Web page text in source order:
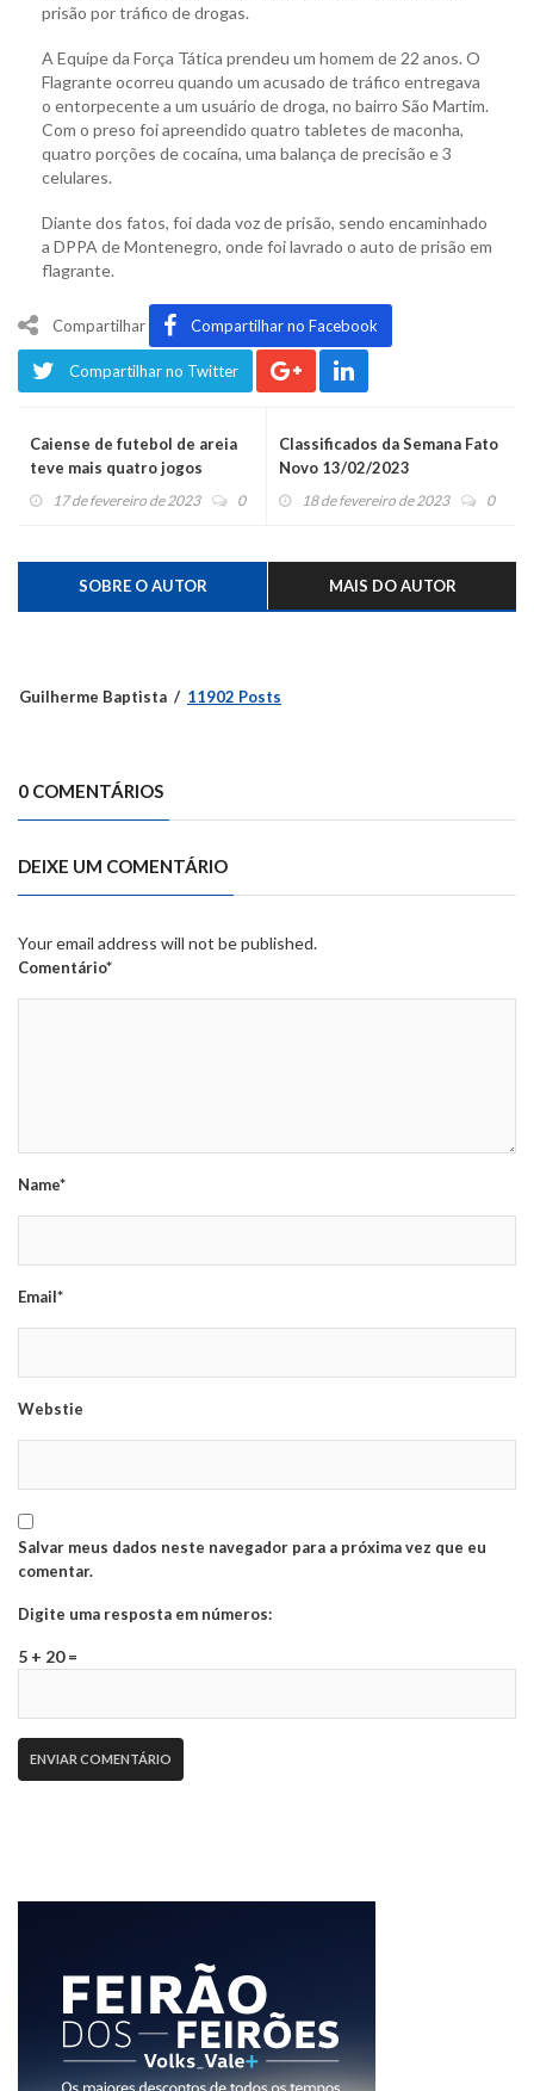
prisão por tráfico de drogas.
A Equipe da Força Tática prendeu um homem de 22 anos. O
Flagrante ocorreu quando um acusado de tráfico entregava
o entorpecente a um usuário de droga, no bairro São Martim.
Com o preso foi apreendido quatro tabletes de maconha,
quatro porções de cocaína, uma balança de precisão e 3
celulares.
Diante dos fatos, foi dada voz de prisão, sendo encaminhado
a DPPA de Montenegro, onde foi lavrado o auto de prisão em
flagrante.
Compartilhar Compartilhar no Facebook
Compartilhar no Twitter
Caiense de futebol de areia
teve mais quatro jogos
17 de fevereiro de 2023 0
Classificados da Semana Fato
Novo 13/02/2023
18 de fevereiro de 2023 0
SOBRE O AUTOR MAIS DO AUTOR
Guilherme Baptista 11902 Posts
0 COMENTÁRIOS
DEIXE UM COMENTÁRIO
Your email address will not be published.
Comentário*
Name*
Email*
Webstie
Salvar meus dados neste navegador para a próxima vez que eu
comentar.
Digite uma resposta em números:
5 + 20 =